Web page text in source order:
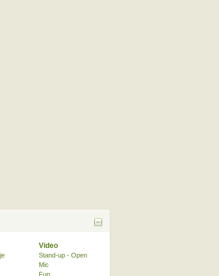
Video
Stand-up - Open
Mic
Fun